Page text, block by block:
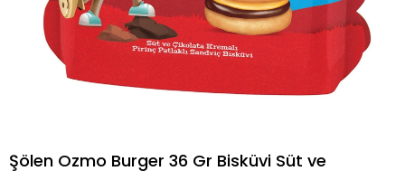
Şölen Ozmo Burger 36 Gr Bisküvi Süt ve